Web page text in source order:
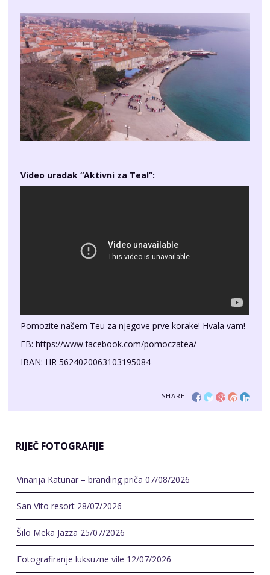
Video uradak “Aktivni za Tea!”:
Pomozite našem Teu za njegove prve korake! Hvala vam!
FB:https://www.facebook.com/pomoczatea/
IBAN: HR 5624020063103195084
SHARE
RIJEČ FOTOGRAFIJE
Vinarija Katunar – branding priča 07/08/2026
San Vito resort 28/07/2026
Šilo Meka Jazza 25/07/2026
Fotografiranje luksuzne vile 12/07/2026